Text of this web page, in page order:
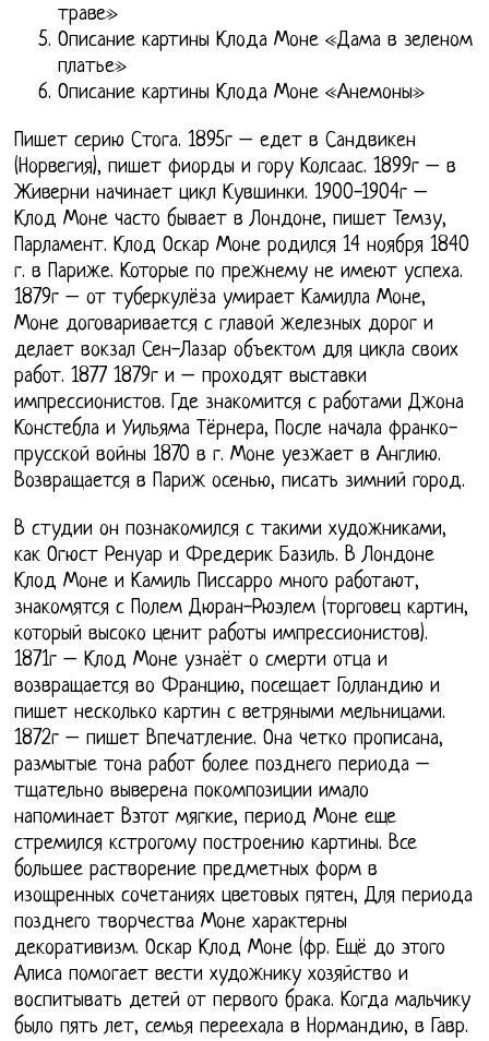
траве»
Описание картины Клода Моне «Дама в зеленом
платье»
Описание картины Клода Моне «Анемоны»
Пишет серию Стога. 1895г – едет в Сандвикен
(Норвегия), пишет фиорды и гору Колсаас. 1899г – в
Живерни начинает цикл Кувшинки. 1900-1904г –
Клод Моне часто бывает в Лондоне, пишет Темзу,
Парламент. Клод Оскар Моне родился 14 ноября 1840
г. в Париже. Которые по прежнему не имеют успеха.
1879г – от туберкулёза умирает Камилла Моне,
Моне договаривается с главой железных дорог и
делает вокзал Сен-Лазар объектом для цикла своих
работ. 1877 1879г и – проходят выставки
импрессионистов. Где знакомится с работами Джона
Констебла и Уильяма Тёрнера, После начала франко-
прусской войны 1870 в г. Моне уезжает в Англию.
Возвращается в Париж осенью, писать зимний город.
В студии он познакомился с такими художниками,
как Огюст Ренуар и Фредерик Базиль. В Лондоне
Клод Моне и Камиль Писсарро много работают,
знакомятся с Полем Дюран-Рюэлем (торговец картин,
который высоко ценит работы импрессионистов).
1871г – Клод Моне узнаёт о смерти отца и
возвращается во Францию, посещает Голландию и
пишет несколько картин с ветряными мельницами.
1872г – пишет Впечатление. Она четко прописана,
размытые тона работ более позднего периода –
тщательно выверена покомпозиции имало
напоминает Вэтот мягкие, период Моне еще
стремился кстрогому построению картины. Все
большее растворение предметных форм в
изощренных сочетаниях цветовых пятен, Для периода
позднего творчества Моне характерны
декоративизм. Оскар Клод Моне (фр. Ещё до этого
Алиса помогает вести художнику хозяйство и
воспитывать детей от первого брака. Когда мальчику
было пять лет, семья переехала в Нормандию, в Гавр.